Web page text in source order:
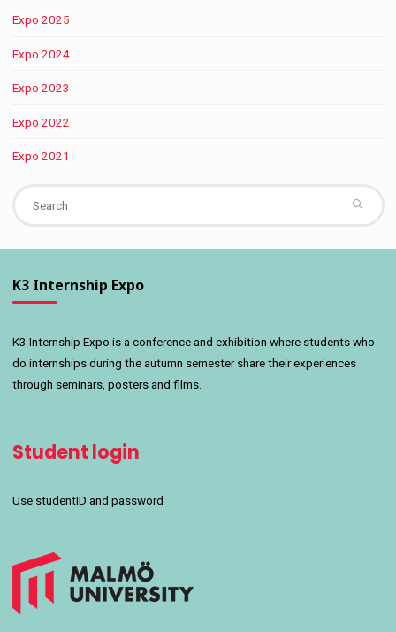
Expo 2025
Expo 2024
Expo 2023
Expo 2022
Expo 2021
K3 Internship Expo
K3 Internship Expo is a conference and exhibition where students who
do internships during the autumn semester share their experiences
through seminars, posters and films.
Student login
Use studentID and password